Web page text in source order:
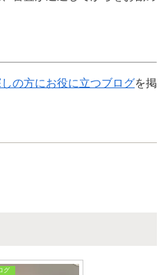
の方にお役に立つブログを掲
グ